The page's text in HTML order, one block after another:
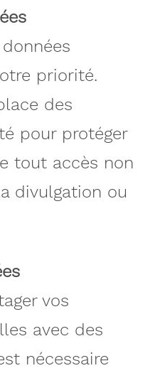
priorité.
des
pour protéger
tout accès non
divulgation ou
vos
avec des
nécessaire